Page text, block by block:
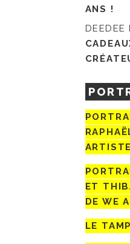
ANS !
DEEDEE
ARTISTE
ET
DE WE
LE